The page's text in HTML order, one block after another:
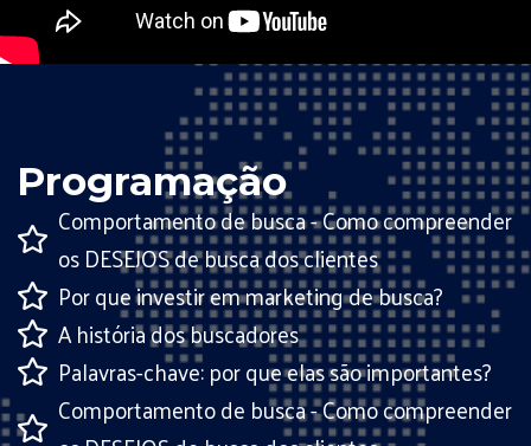
Programação
Comportamento de busca - Como compreender
os DESEJOS de busca dos clientes
Por que investir em marketing de busca?
A história dos buscadores
Palavras-chave: por que elas são importantes?
Comportamento de busca - Como compreender